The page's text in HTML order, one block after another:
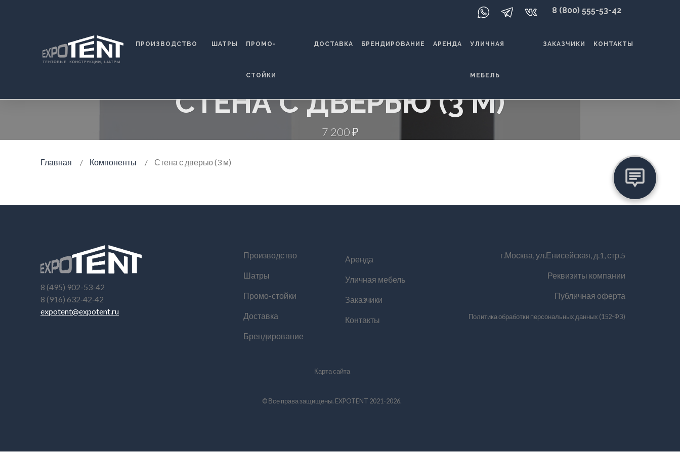
8 (800) 555-53-42
ПРОИЗВОДСТВО ШАТРЫ ПРОМО-
СТОЙКИ
ДОСТАВКА БРЕНДИРОВАНИЕ АРЕНДА УЛИЧНАЯ
МЕБЕЛЬ
ЗАКАЗЧИКИ КОНТАКТЫ
СТЕНА С ДВЕРЬЮ (3 М)
7 200 ₽
Главная Компоненты Стена с дверью (3 м)
8 (495) 902-53-42
8 (916) 632‑42‑42
expotent@expotent.ru
Производство
Шатры
Промо-стойки
Доставка
Брендирование
Аренда
Уличная мебель
Заказчики
Контакты
г.Москва, ул.Енисейская, д.1, стр.5
Реквизиты компании
Публичная оферта
Политика обработки персональных данных (152-ФЗ)
Карта сайта
© Все права защищены. EXPOTENT 2021-2026.